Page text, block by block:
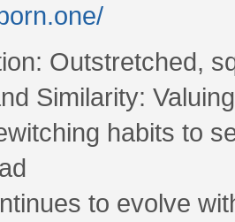
Outstretched,
Similarity:
habits to
to evolve